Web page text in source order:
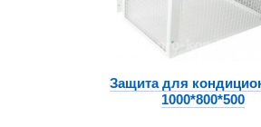
Защита для
1000*800*500